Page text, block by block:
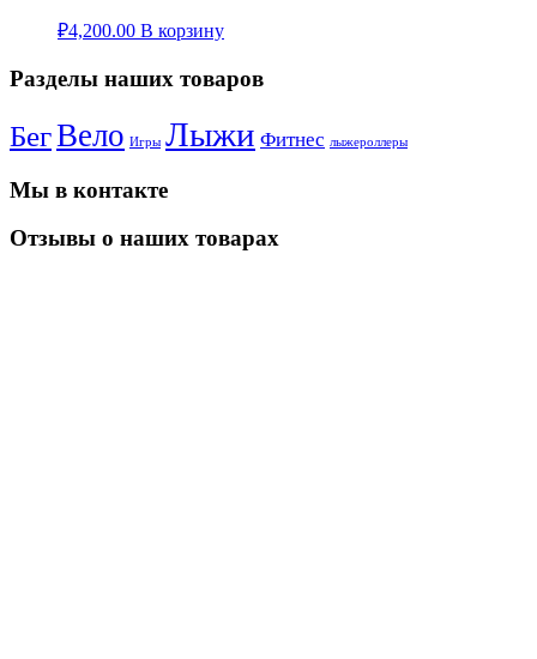
₽4,200.00 В корзину
Разделы наших товаров
БегВело Игры Лыжи Фитнес лыжероллеры
Мы в контакте
Отзывы о наших товарах